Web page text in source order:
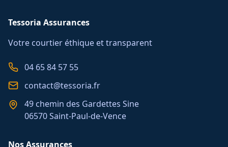
Tessoria Assurances
Votre courtier éthique et transparent
04 65 84 57 55
contact@tessoria.fr
49 chemin des Gardettes Sine
06570 Saint-Paul-de-Vence
Nos Assurances